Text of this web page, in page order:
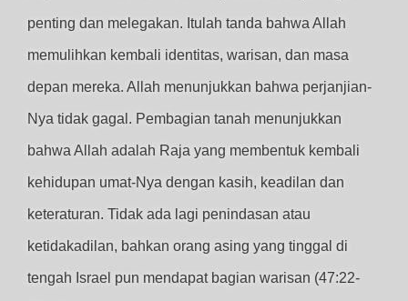
penting dan melegakan. Itulah tanda bahwa Allah
memulihkan kembali identitas, warisan, dan masa
depan mereka. Allah menunjukkan bahwa perjanjian-
Nya tidak gagal. Pembagian tanah menunjukkan
bahwa Allah adalah Raja yang membentuk kembali
kehidupan umat-Nya dengan kasih, keadilan dan
keteraturan. Tidak ada lagi penindasan atau
ketidakadilan, bahkan orang asing yang tinggal di
tengah Israel pun mendapat bagian warisan (47:22-